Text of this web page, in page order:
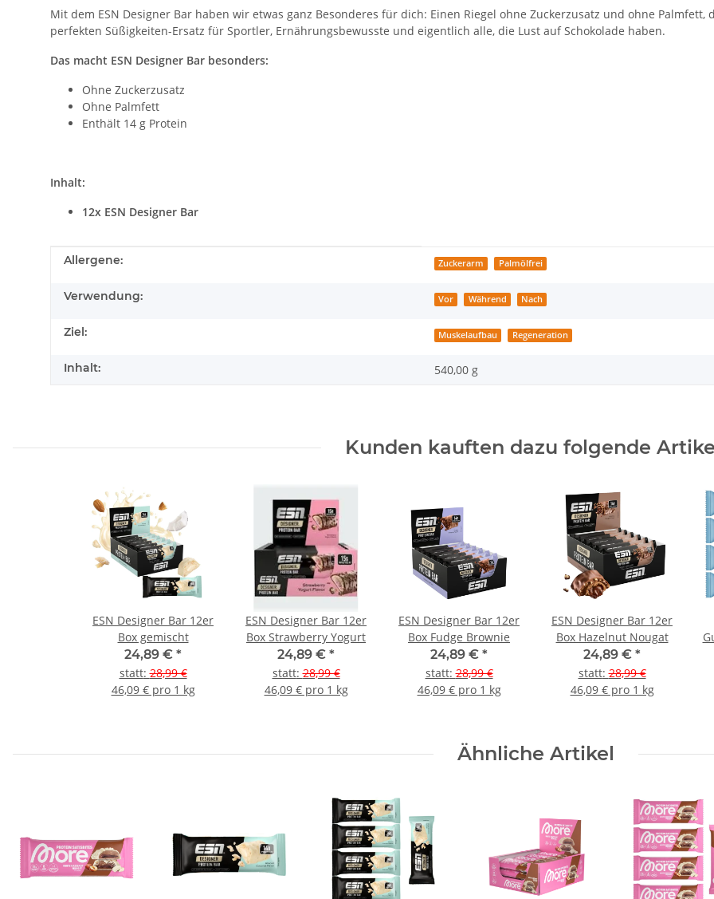
Mit dem ESN Designer Bar haben wir etwas ganz Besonderes für dich: Einen Riegel ohne Zuckerzusatz und ohne
perfekten Süßigkeiten-Ersatz für Sportler, Ernährungsbewusste und eigentlich alle, die Lust auf Schokolade haben.
Das macht ESN Designer Bar besonders:
Ohne Zuckerzusatz
Ohne Palmfett
Enthält 14 g Protein
Inhalt:
12x ESN Designer Bar
Produkteigenschaft
Wert
Allergene: Zuckerarm Palmölfrei
Verwendung: Vor Während Nach
Ziel: Muskelaufbau Regeneration
Inhalt: 540,00 g
Kunden kauften dazu folgende
ESN Designer Bar 12er
Box gemischt
24,89 € *
statt:28,99 €
46,09 € pro 1 kg
ESN Designer Bar 12er
Box Strawberry Yogurt
24,89 € *
statt:28,99 €
46,09 € pro 1 kg
ESN Designer Bar 12er
Box Fudge Brownie
24,89 € *
statt:28,99 €
46,09 € pro 1 kg
ESN Designer Bar 12er
Box Hazelnut Nougat
24,89 € *
statt:28,99 €
46,09 € pro 1 kg
Ähnliche Artikel